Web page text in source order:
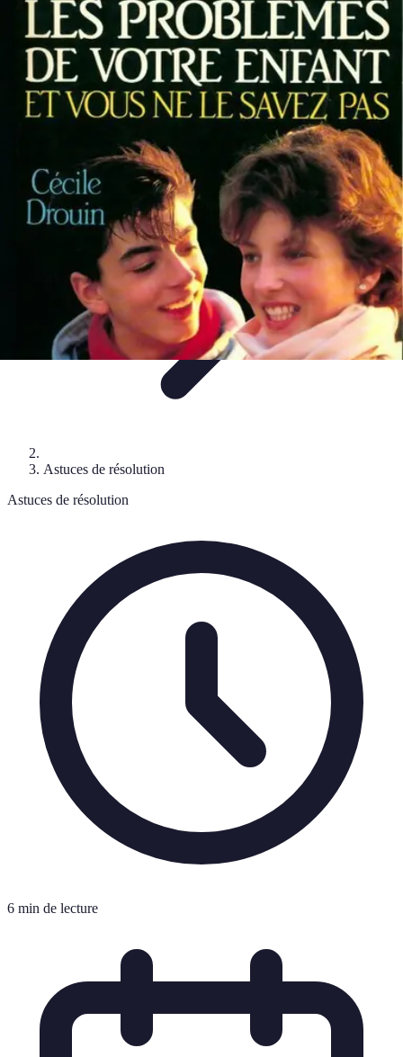
Astuces Rubik Cube
Astuces et Techniques
Techniques de SpeedcubingAstuces et
techniquesRésolutionTechniques et Astuces
Astuces Rubik Cube
Astuces de résolution
Astuces de résolution
6 min de lecture